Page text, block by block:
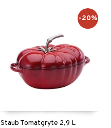
Staub Tomatgryte 2,9 L
-20%